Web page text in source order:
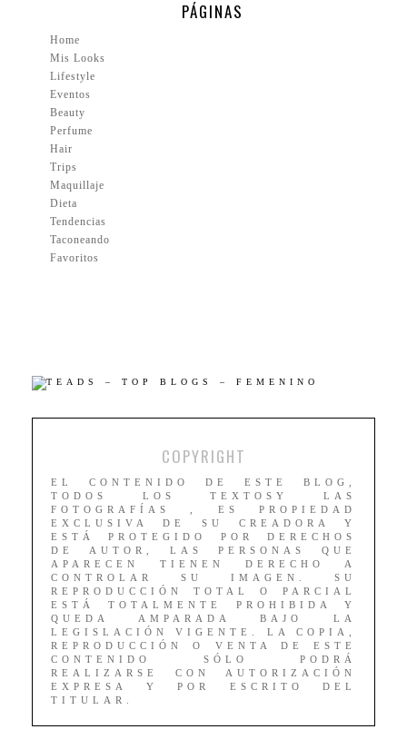
PÁGINAS
Home
Mis Looks
Lifestyle
Eventos
Beauty
Perfume
Hair
Trips
Maquillaje
Dieta
Tendencias
Taconeando
Favoritos
COPYRIGHT
EL CONTENIDO DE ESTE BLOG,
TODOS LOS TEXTOSY LAS
FOTOGRAFÍAS , ES PROPIEDAD
EXCLUSIVA DE SU CREADORA Y
ESTÁ PROTEGIDO POR DERECHOS
DE AUTOR, LAS PERSONAS QUE
APARECEN TIENEN DERECHO A
CONTROLAR SU IMAGEN. SU
REPRODUCCIÓN TOTAL O PARCIAL
ESTÁ TOTALMENTE PROHIBIDA Y
QUEDA AMPARADA BAJO LA
LEGISLACIÓN VIGENTE. LA COPIA,
REPRODUCCIÓN O VENTA DE ESTE
CONTENIDO SÓLO PODRÁ
REALIZARSE CON AUTORIZACIÓN
EXPRESA Y POR ESCRITO DEL
TITULAR.